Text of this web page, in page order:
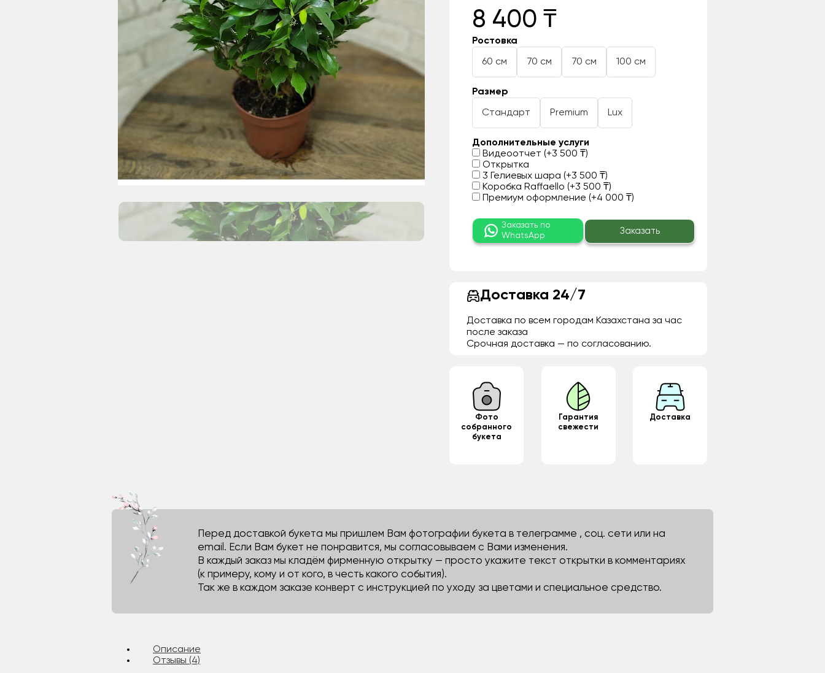
8 400 ₸
Ростовка
60 см 70 см 70 см 100 см
Размер
Стандарт Premium Lux
Дополнительные услуги
Видеоотчет (+3 500 ₸)
Открытка
3 Гелиевых шара (+3 500 ₸)
Коробка Raffaello (+3 500 ₸)
Премиум оформление (+4 000 ₸)
Заказать по
WhatsApp
Заказать
Доставка 24/7
Доставка по всем городам Казахстана за час
после заказа
Срочная доставка — по согласованию.
Фото
собранного
букета
Гарантия
свежести
Доставка
Перед доставкой букета мы пришлем Вам фотографии букета в телеграмме , соц. сети или на
email. Если Вам букет не понравится, мы согласовываем с Вами изменения.
В каждый заказ мы кладём фирменную открытку — просто укажите текст открытки в комментариях
(к примеру, кому и от кого, в честь какого события).
Так же в каждом заказе конверт с инструкцией по уходу за цветами и специальное средство.
Описание
Отзывы (4)